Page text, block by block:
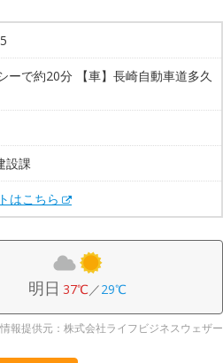
ーで約20分 【車】長崎自動車道多久
設課
はこちら
明日 37℃／29℃
報提供元：株式会社ライフビジネスウェザー